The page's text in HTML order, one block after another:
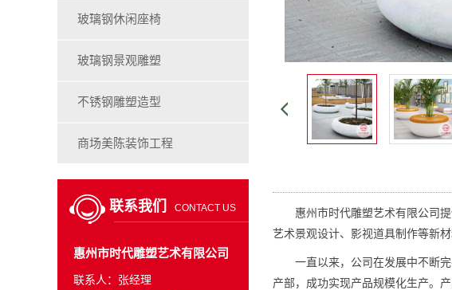
玻璃钢休闲座椅
玻璃钢景观雕塑
不锈钢雕塑造型
商场美陈装饰工程
联系我们 CONTACT US
惠州市时代雕塑艺术有限公司
联系人：张经理
惠州市时代雕塑艺术有限公司提
艺术景观设计、影视道具制作等新
一直以来，公司在发展中不断完
产部，成功实现产品规模化生产。